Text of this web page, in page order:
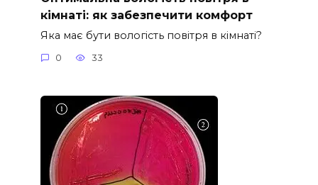
кімнаті: як забезпечити комфорт
Яка має бути вологість повітря в кімнаті?
0 33